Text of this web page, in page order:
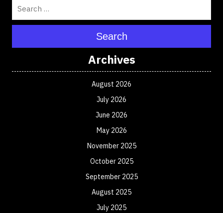
Search
Archives
August 2026
July 2026
June 2026
May 2026
November 2025
October 2025
September 2025
August 2025
July 2025